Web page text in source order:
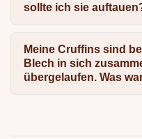
sollte ich sie
Meine Cruffins sind
Blech in sich
übergelaufen. Was